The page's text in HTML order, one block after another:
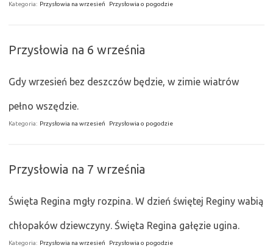
Kategoria: Przysłowia na wrzesień Przysłowia o pogodzie
Przysłowia na 6 września
Gdy wrzesień bez deszczów będzie, w zimie wiatrów
pełno wszędzie.
Kategoria: Przysłowia na wrzesień Przysłowia o pogodzie
Przysłowia na 7 września
Święta Regina mgły rozpina. W dzień świętej Reginy wabią
chłopaków dziewczyny. Święta Regina gałęzie ugina.
Kategoria: Przysłowia na wrzesień Przysłowia o pogodzie